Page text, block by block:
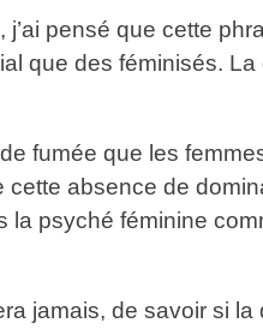
pensé que cette
que des féminisés.
fumée que les
cette absence de
psyché féminine
jamais, de savoir si la